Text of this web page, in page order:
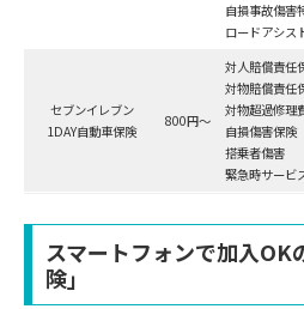
自損事故傷害
ロードアシス
セブンイレブン
1DAY自動車保険
800円～
対人賠償責任
対物賠償責任
対物超過修理
自損傷害保険
搭乗者傷害
緊急時サービ
スマートフォンで加入OK
険」